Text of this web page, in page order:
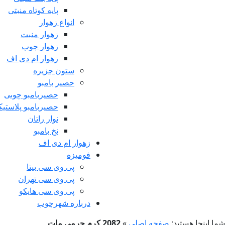
پایه کوتاه منبتی
انواع زهوار
زهوار منبت
زهوار چوب
زهوار ام دی اف
ستون جزیره
حصیر بامبو
حصیربامبو چوبی
حصیربامبو
نوار راتان
نخ بامبو
زهوار ام دی اف
فومیزه
پی وی سی بیتا
پی وی سی تهران
پی وی سی هایکو
درباره شهرچوب